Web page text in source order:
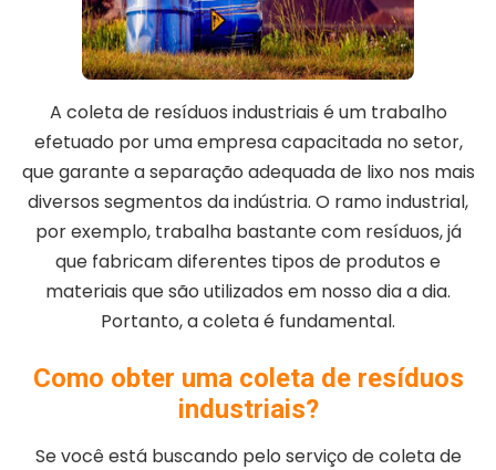
A coleta de resíduos industriais é um trabalho
efetuado por uma empresa capacitada no setor,
que garante a separação adequada de lixo nos mais
diversos segmentos da indústria. O ramo industrial,
por exemplo, trabalha bastante com resíduos, já
que fabricam diferentes tipos de produtos e
materiais que são utilizados em nosso dia a dia.
Portanto, a coleta é fundamental.
Como obter uma coleta de resíduos
industriais?
Se você está buscando pelo serviço de coleta de